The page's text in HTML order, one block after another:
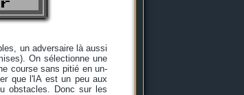
un adversaire là aussi
On sélectionne une
course sans pitié en un-
que l'IA est un peu aux
obstacles. Donc sur les